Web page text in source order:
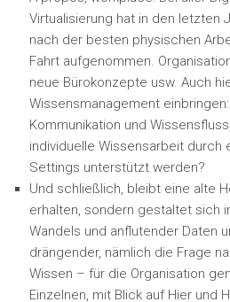
Virtualisierung hat in den letzten
nach der besten physischen
Fahrt aufgenommen.
neue Bürokonzepte usw. Auch
Wissensmanagement
Kommunikation und
individuelle Wissensarbeit
Settings unterstützt werden?
Und schließlich, bleibt eine alte
erhalten, sondern gestaltet sich
Wandels und anflutender Daten
drängender, nämlich die Frage
Wissen – für die Organisation
Einzelnen, mit Blick auf Hier und